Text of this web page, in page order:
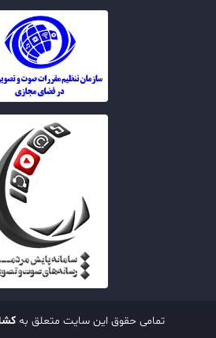
تمامی حقوق این سایت متعلق به